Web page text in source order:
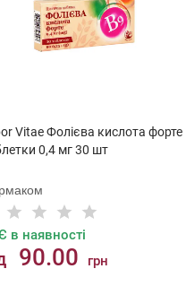
Vitae Фолієва кислота форте
0,4 мг 30 шт
в наявності
90.00 грн